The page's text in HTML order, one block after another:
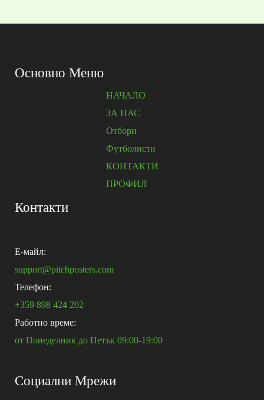
Основно Меню
НАЧАЛО
ЗА НАС
Отбори
Футболисти
КОНТАКТИ
ПРОФИЛ
Контакти
E-майл:
support@pitchposters.com
Телефон:
+359 898 424 202
Работно време:
от Понеделник до Петък 09:00-19:00
Социални Мрежи